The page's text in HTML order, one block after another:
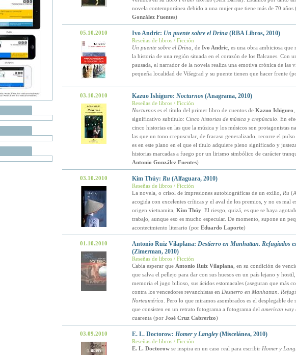
novela contemporánea debido a una mujer que tiene más de 70 años
González Fuentes)
05.10.2010 Ivo Andric: Un puente sobre el Drina(RBA Libros, 2010)
Reseñas de libros / Ficción
Un puente sobre el Drina , de Ivo Andric, es una obra ambiciosa que
la historia de una región situada en el corazón de los Balcanes. Con
pausada, el narrador de la novela realiza una emotiva crónica de las
pequeña localidad de Višegrad y su puente tienen que hacer frente
03.10.2010 Kazuo Ishiguro: Nocturnos(Anagrama, 2010)
Reseñas de libros / Ficción
Nocturnoses el título del primer libro de cuentos de Kazuo Ishiguro
significativo subtítulo: Cinco historias de música y crepúsculo . En
cinco historias en las que la música y los músicos son protagonistas
las que un tono crepuscular, de fracaso generalizado, recorre el
es en este plano en el que el título adquiere pleno significado y
historias marcadas a fuego por un lirismo simbólico de carácter
Antonio González Fuentes)
03.10.2010 Kim Thúy: Ru(Alfaguara, 2010)
Reseñas de libros / Ficción
La novela, o crisol de impresiones autobiográficas de un exilio,
Ru
acogida con excelentes críticas y el aval de los premios, y no es mal
origen vietnamita, Kim Thúy. El riesgo, quizá, es que se haya
trabajo, aunque eso es mucho especular. De momento, supone un
acontecimiento literario (por Eduardo Laporte)
01.10.2010 Antonio Ruiz Vilaplana: Destierro en Manhattan. Refugiados
(Zimerman, 2010)
Reseñas de libros / Ficción
Cabía esperar que Antonio Ruiz Vilaplana , en su condición de
que salva el pellejo para dar con sus huesos en un país lejano y
memoria el jugo bilioso, sus ácidos estomacales (aseguran que más
contra los vencedores revanchistas en Destierro en Manhattan.
Norteamérica . Pero lo que miramos asombrados es el desplegable
que consisten en un retrato fotograma a fotograma del american way
cuarenta (por José Cruz Cabrerizo)
03.09.2010 E. L. Doctorow: Homer y Langley(Miscelánea, 2010)
Reseñas de libros / Ficción
E. L. Doctorowse inspira en un caso real para escribir Homer y